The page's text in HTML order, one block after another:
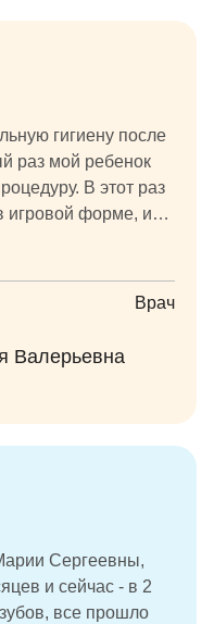
гигиену после
раз мой ребенок
В этот раз
игровой форме, и
необходимые
Врач
Валерьевна
Сергеевны,
и сейчас - в 2
все прошло